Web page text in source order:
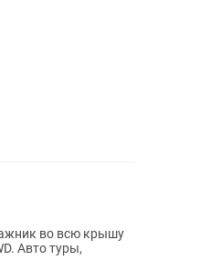
во всю крышу
Авто туры,